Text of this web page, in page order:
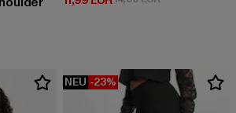
EUR 14,99 EUR
NEU -23%